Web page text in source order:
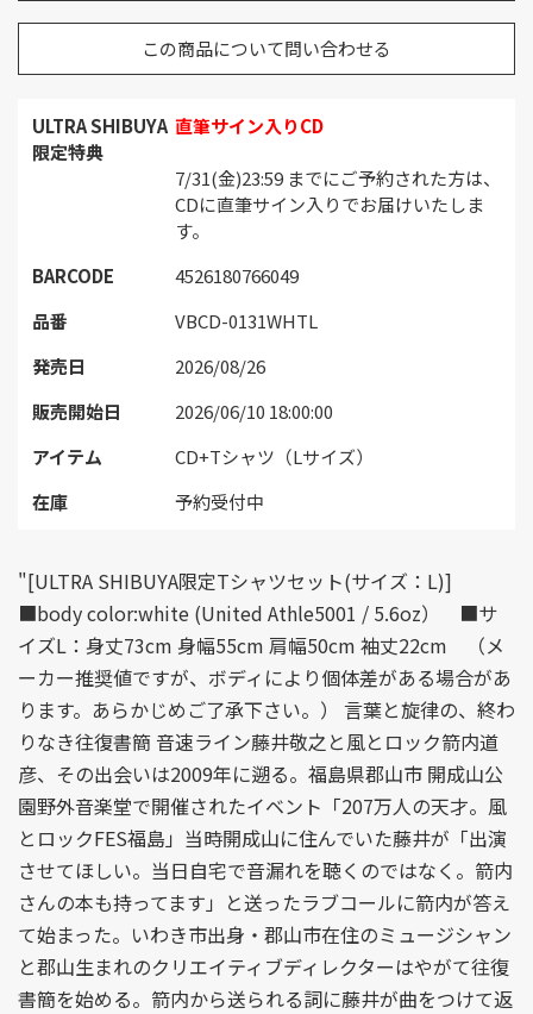
ULTRA SHIBUYA
限定特典
直筆サイン入りCD
7/31(金)23:59 までにご予約された方は、
CDに直筆サイン入りでお届けいたしま
す。
BARCODE
4526180766049
品番
VBCD-0131WHTL
発売日
2026/08/26
販売開始日
2026/06/10 18:00:00
アイテム
CD+Tシャツ（Lサイズ）
在庫
予約受付中
この商品について問い合わせる
"[ULTRA SHIBUYA限定Tシャツセット(サイズ：L)]
■body color:white (United Athle5001 / 5.6oz） ■サ
イズL：身丈73cm 身幅55cm 肩幅50cm 袖丈22cm （メ
ーカー推奨値ですが、ボディにより個体差がある場合があ
ります。あらかじめご了承下さい。） 言葉と旋律の、終わ
りなき往復書簡 音速ライン藤井敬之と風とロック箭内道
彦、その出会いは2009年に遡る。福島県郡山市 開成山公
園野外音楽堂で開催されたイベント「207万人の天才。風
とロックFES福島」当時開成山に住んでいた藤井が「出演
させてほしい。当日自宅で音漏れを聴くのではなく。箭内
さんの本も持ってます」と送ったラブコールに箭内が答え
て始まった。いわき市出身・郡山市在住のミュージシャン
と郡山生まれのクリエイティブディレクターはやがて往復
書簡を始める。箭内から送られる詞に藤井が曲をつけて返